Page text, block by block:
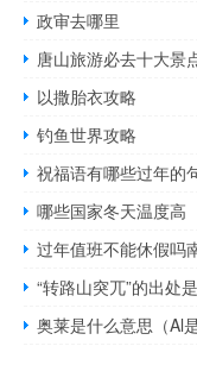
政审去哪里
唐山旅游必去十大景
以撒胎衣攻略
钓鱼世界攻略
祝福语有哪些过年的
哪些国家冬天温度高
过年值班不能休假吗
“转路山突兀”的出处
奥莱是什么意思（Al